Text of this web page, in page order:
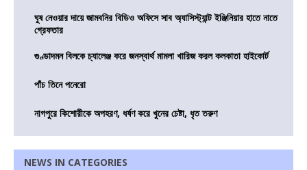
ঘুষ নেওয়ার দায়ে জামবনির বিডিও অফিসে সাব অ্যাসিস্ট্যান্ট ইঞ্জিনিয়ার হাতে নাতে
গ্রেফতার
গুণ্ডাদমন বিলকে চ্যালেঞ্জ করে জনস্বার্থ মামলা খারিজ করল কলকাতা হাইকোর্ট
পাঁচ তিনে পনেরো
নাগপুরে কিশোরীকে অপহরণ, ধর্ষণ করে খুনের চেষ্টা, ধৃত তরুণ
NEWS IN CATEGORIES